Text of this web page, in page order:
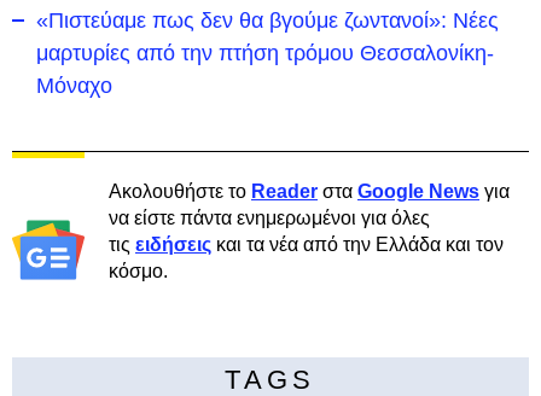
«Πιστεύαμε πως δεν θα βγούμε ζωντανοί»: Νέες
μαρτυρίες από την πτήση τρόμου Θεσσαλονίκη-
Μόναχο
Ακολουθήστε το Reader στα Google News για
να είστε πάντα ενημερωμένοι για όλες
τις ειδήσεις και τα νέα από την Ελλάδα και τον
κόσμο.
TAGS